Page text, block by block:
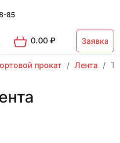
85
0.00₽ Заявка
прокат Лента